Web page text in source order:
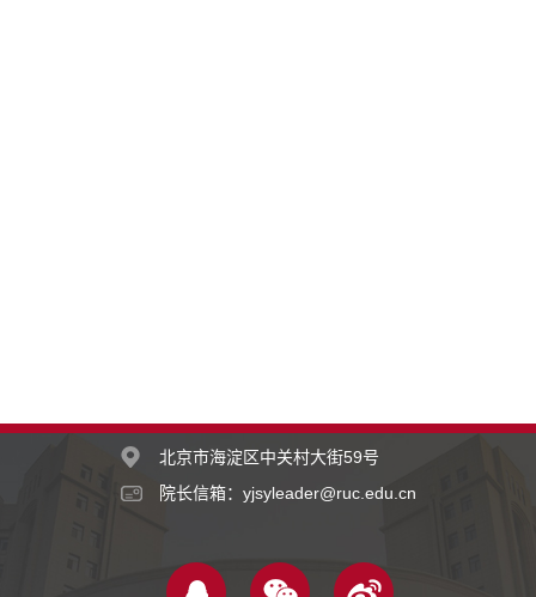
北京市海淀区中关村大街59号
院长信箱：yjsyleader@ruc.edu.cn